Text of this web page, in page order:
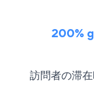
200%
訪問者の滞